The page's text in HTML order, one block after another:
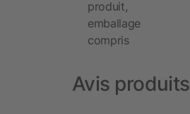
produit,
emballage
compris
Avis produits